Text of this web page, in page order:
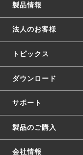
製品情報
法人のお客様
トピックス
ダウンロード
サポート
製品のご購入
会社情報